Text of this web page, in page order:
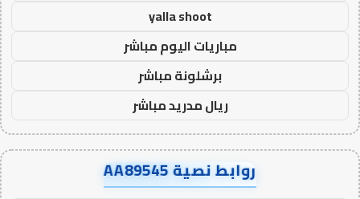
yalla shoot
مباريات اليوم مباشر
برشلونة مباشر
ريال مدريد مباشر
روابط نصية AA89545